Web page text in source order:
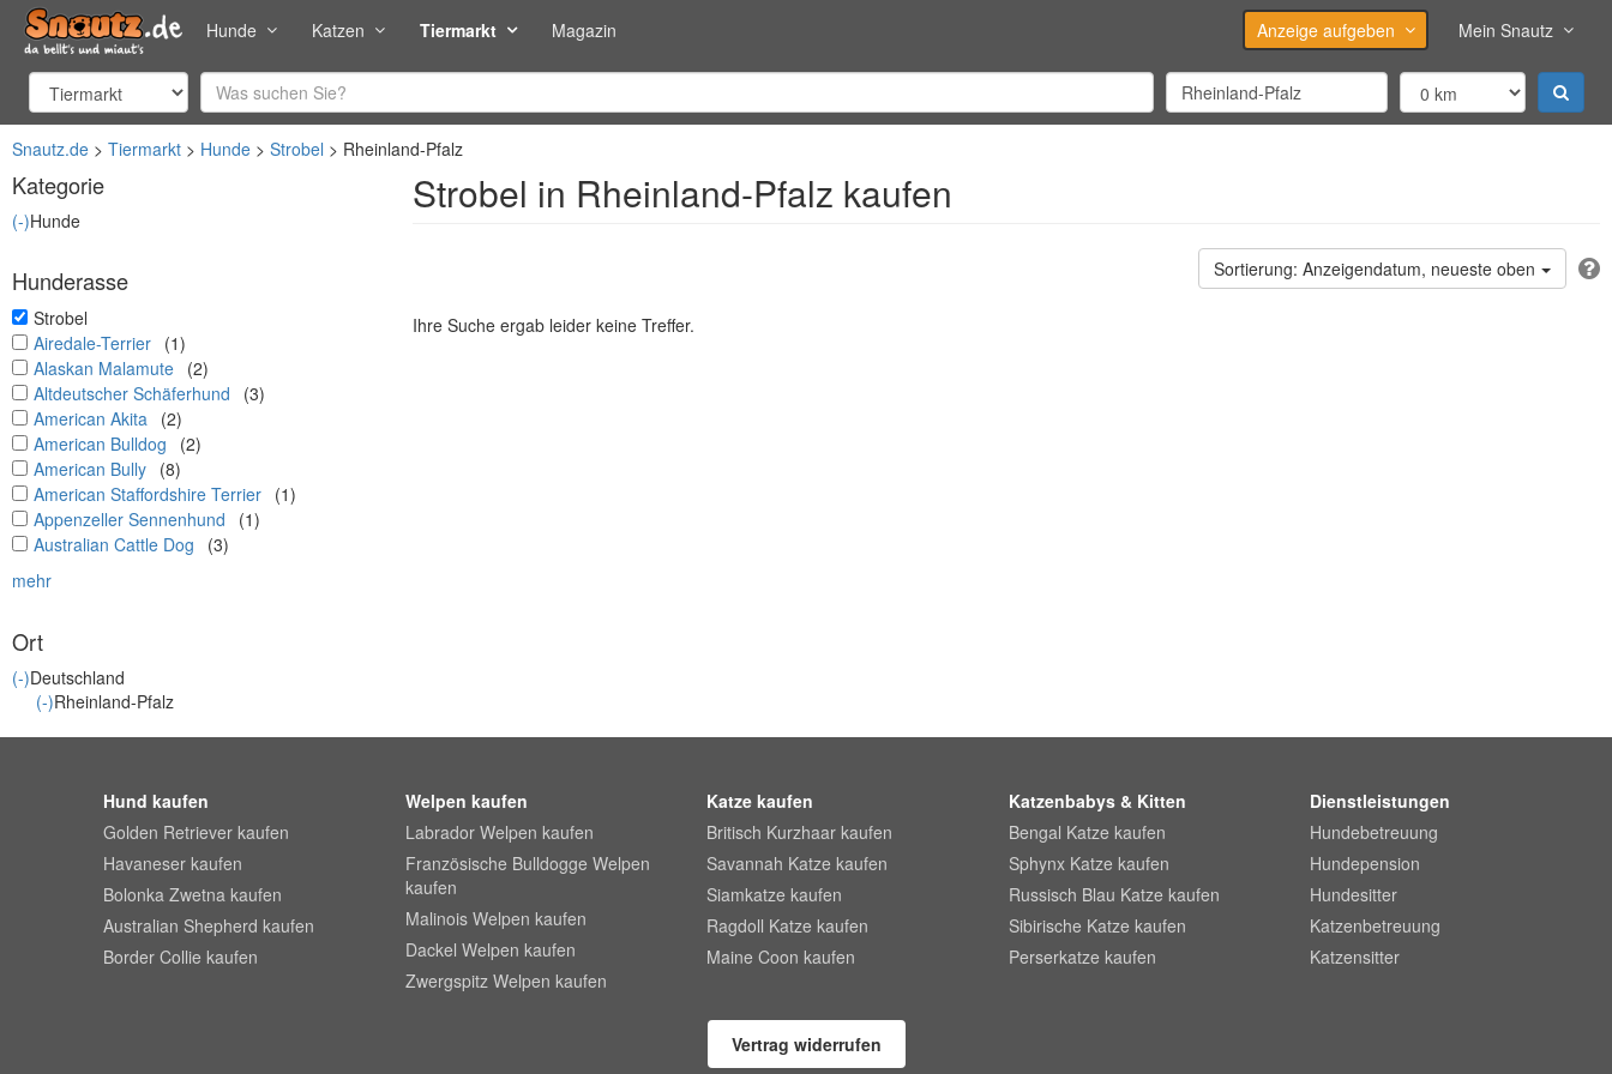
Hunde Katzen Tiermarkt Magazin Anzeige aufgeben Mein Snautz
Snautz.de Tiermarkt Hunde Strobel Rheinland-Pfalz
Kategorie
(-)Hunde
Hunderasse
undefined
Strobel
undefined
Airedale-Terrier (1)
undefined
Alaskan Malamute (2)
undefined
Altdeutscher Schäferhund
(3)
undefined
American Akita (2)
undefined
American Bulldog
(2)
undefined
American Bully (8)
undefined
American Staffordshire Terrier (1)
undefined
Appenzeller Sennenhund
(1)
undefined
Australian Cattle Dog
(3)
mehr
Ort
(-)Deutschland
(-)Rheinland-Pfalz
Strobel in Rheinland-Pfalz kaufen
Anzeigendatum, neueste oben
Ihre Suche ergab leider keine Treffer.
Hund kaufen
Golden Retriever kaufen
Havaneser kaufen
Bolonka Zwetna kaufen
Australian Shepherd kaufen
Border Collie kaufen
Welpen kaufen
Labrador Welpen kaufen
Französische Bulldogge Welpen
kaufen
Malinois Welpen kaufen
Dackel Welpen kaufen
Zwergspitz Welpen kaufen
Katze kaufen
Britisch Kurzhaar kaufen
Savannah Katze kaufen
Siamkatze kaufen
Ragdoll Katze kaufen
Maine Coon kaufen
Katzenbabys & Kitten
Bengal Katze kaufen
Sphynx Katze kaufen
Russisch Blau Katze kaufen
Sibirische Katze kaufen
Perserkatze kaufen
Dienstleistungen
Hundebetreuung
Hundepension
Hundesitter
Katzenbetreuung
Katzensitter
Vertrag widerrufen